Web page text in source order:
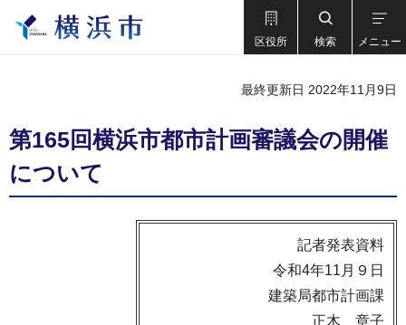
区役所 検索 メニュー
最終更新日 2022年11月9日
第165回横浜市都市計画審議会の開催
について
記者発表資料
令和4年11月９日
建築局都市計画課
正木 章子